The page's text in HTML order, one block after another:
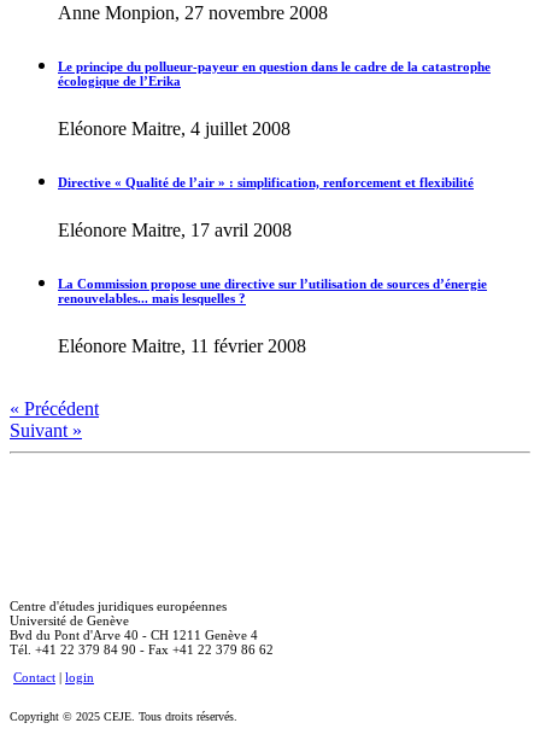
Anne Monpion, 27 novembre 2008
Le principe du pollueur-payeur en question dans le cadre de la catastrophe
écologique de l’Erika
Eléonore Maitre, 4 juillet 2008
Directive « Qualité de l’air » : simplification, renforcement et flexibilité
Eléonore Maitre, 17 avril 2008
La Commission propose une directive sur l’utilisation de sources d’énergie
renouvelables... mais lesquelles ?
Eléonore Maitre, 11 février 2008
« Précédent
Suivant »
Centre d'études juridiques européennes
Université de Genève
Bvd du Pont d'Arve 40 - CH 1211 Genève 4
Tél. +41 22 379 84 90 - Fax +41 22 379 86 62
Contact | login
Copyright © 2025 CEJE. Tous droits réservés.